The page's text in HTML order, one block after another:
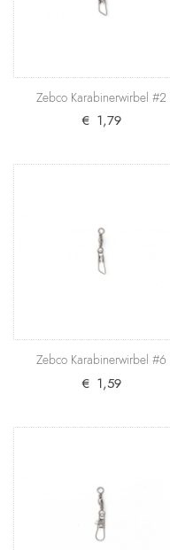
+
von Zebco.
€ 1,69
+
Zebco
von
+
Germany
Zebco Karabinerwirbel #2
€ 1,79
Zebco Karabinerwirbel #6
€ 1,59